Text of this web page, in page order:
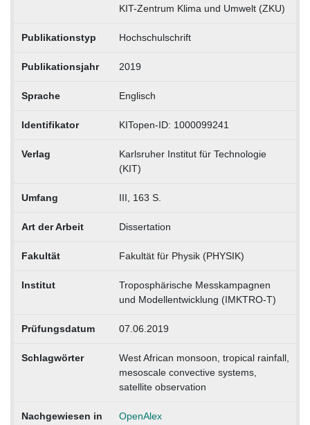
KIT-Zentrum Klima und Umwelt (ZKU)
Publikationstyp Hochschulschrift
Publikationsjahr 2019
Sprache Englisch
Identifikator KITopen-ID: 1000099241
Verlag
Karlsruher Institut für Technologie
(KIT)
Umfang III, 163 S.
Art der Arbeit Dissertation
Fakultät Fakultät für Physik (PHYSIK)
Institut
Troposphärische Messkampagnen
und Modellentwicklung (IMKTRO-T)
Prüfungsdatum 07.06.2019
Schlagwörter
West African monsoon, tropical rainfall,
mesoscale convective systems,
satellite observation
Nachgewiesen in OpenAlex